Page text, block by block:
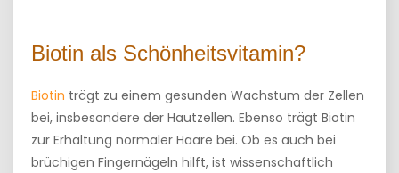
Biotin als Schönheitsvitamin?
Biotin trägt zu einem gesunden Wachstum der Zellen
bei, insbesondere der Hautzellen. Ebenso trägt Biotin
zur Erhaltung normaler Haare bei. Ob es auch bei
brüchigen Fingernägeln hilft, ist wissenschaftlich